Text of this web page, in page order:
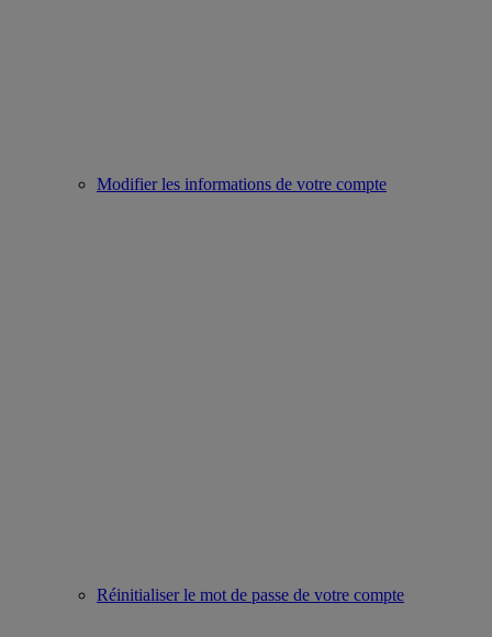
Modifier les informations de votre compte
Réinitialiser le mot de passe de votre compte